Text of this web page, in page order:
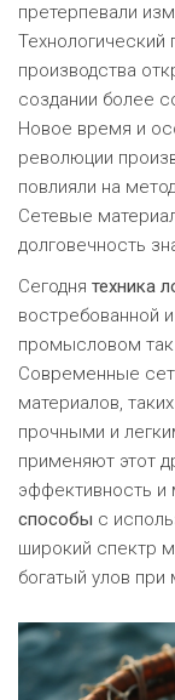
претерпевали
Технологический
производства
создании более
Новое время и
революции
повлияли на
Сетевые
долговечность
Сегодня техника
востребованной
промысловом
Современные
материалов,
прочными и
применяют этот
эффективность и
способы с
широкий спектр
богатый улов при